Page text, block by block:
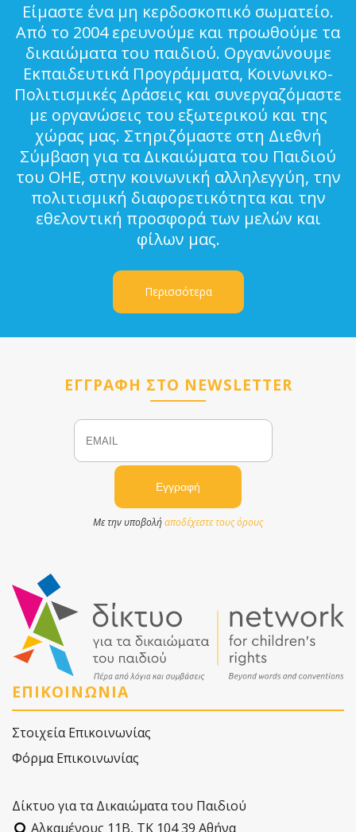
Είμαστε ένα μη κερδοσκοπικό σωματείο.
Από το 2004 ερευνούμε και προωθούμε τα
δικαιώματα του παιδιού. Οργανώνουμε
Εκπαιδευτικά Προγράμματα, Κοινωνικο-
Πολιτισμικές Δράσεις και συνεργαζόμαστε
με οργανώσεις του εξωτερικού και της
χώρας μας. Στηριζόμαστε στη Διεθνή
Σύμβαση για τα Δικαιώματα του Παιδιού
του ΟΗΕ, στην κοινωνική αλληλεγγύη, την
πολιτισμική διαφορετικότητα και την
εθελοντική προσφορά των μελών και
φίλων μας.
Περισσότερα
ΕΓΓΡΑΦΗ ΣΤΟ NEWSLETTER
Email
Με την υποβολήαποδέχεστε τους όρους
ΕΠΙΚΟΙΝΩΝΙΑ
Στοιχεία Επικοινωνίας
Φόρμα Επικοινωνίας
Δίκτυο για τα Δικαιώματα του Παιδιού
Αλκαµένους 11Β, ΤΚ 104 39 Αθήνα